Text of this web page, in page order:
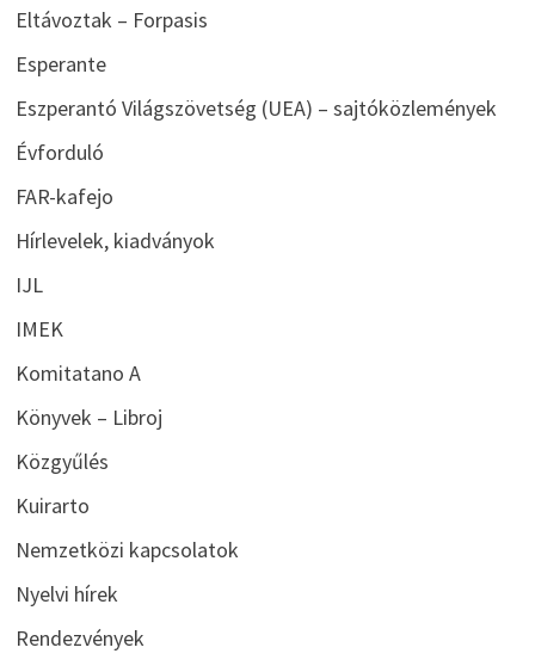
Eltávoztak – Forpasis
Esperante
Eszperantó Világszövetség (UEA) – sajtóközlemények
Évforduló
FAR-kafejo
Hírlevelek, kiadványok
IJL
IMEK
Komitatano A
Könyvek – Libroj
Közgyűlés
Kuirarto
Nemzetközi kapcsolatok
Nyelvi hírek
Rendezvények